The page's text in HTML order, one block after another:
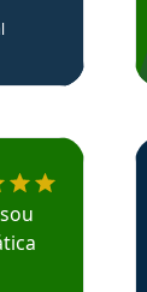
o Aprova